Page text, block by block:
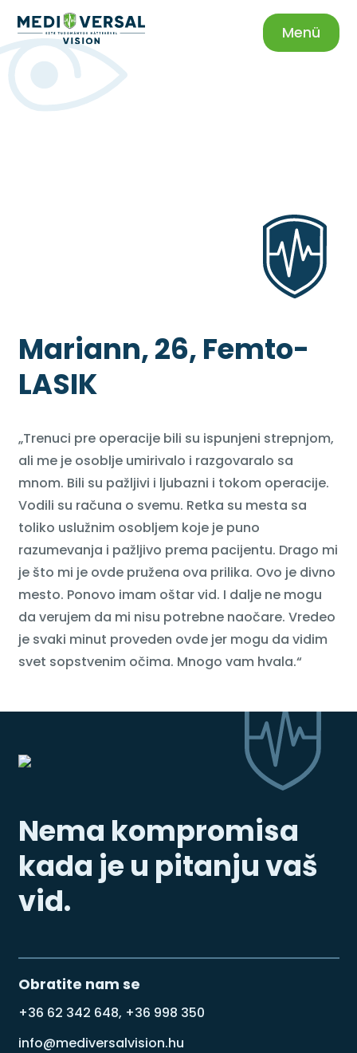
Menü
Mariann, 26, Femto-
LASIK
„Trenuci pre operacije bili su ispunjeni strepnjom,
ali me je osoblje umirivalo i razgovaralo sa
mnom. Bili su pažljivi i ljubazni i tokom operacije.
Vodili su računa o svemu. Retka su mesta sa
toliko uslužnim osobljem koje je puno
razumevanja i pažljivo prema pacijentu. Drago mi
je što mi je ovde pružena ova prilika. Ovo je divno
mesto. Ponovo imam oštar vid. I dalje ne mogu
da verujem da mi nisu potrebne naočare. Vredeo
je svaki minut proveden ovde jer mogu da vidim
svet sopstvenim očima. Mnogo vam hvala.“
Nema kompromisa
kada je u pitanju vaš
vid.
Obratite nam se
+36 62 342 648, +36 998 350
info@mediversalvision.hu